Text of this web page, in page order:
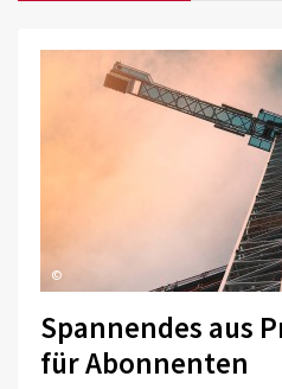
©
Spannendes aus
für Abonnenten